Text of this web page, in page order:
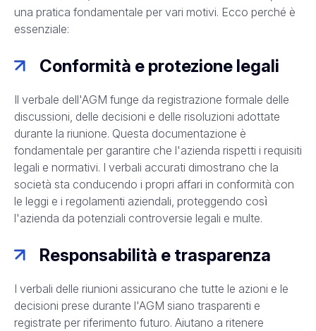
una pratica fondamentale per vari motivi. Ecco perché è
essenziale:
Conformità e protezione legali
Il verbale dell'AGM funge da registrazione formale delle
discussioni, delle decisioni e delle risoluzioni adottate
durante la riunione. Questa documentazione è
fondamentale per garantire che l'azienda rispetti i requisiti
legali e normativi. I verbali accurati dimostrano che la
società sta conducendo i propri affari in conformità con
le leggi e i regolamenti aziendali, proteggendo così
l'azienda da potenziali controversie legali e multe.
Responsabilità e trasparenza
I verbali delle riunioni assicurano che tutte le azioni e le
decisioni prese durante l'AGM siano trasparenti e
registrate per riferimento futuro. Aiutano a ritenere